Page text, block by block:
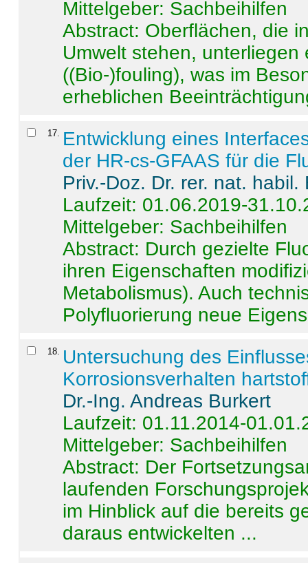
Mittelgeber: Sachbeihilfen
Abstract: Oberflächen, die
Umwelt stehen,
((Bio-)fouling), was im
erheblichen
17
Entwicklung eines
der HR-cs-GFAAS für die
Priv.-Doz. Dr. rer. nat.
Laufzeit: 01.06.2019-
Mittelgeber: Sachbeihilfen
Abstract: Durch gezielte
ihren Eigenschaften
Metabolismus). Auch
Polyfluorierung neue
18
Untersuchung des
Korrosionsverhalten
Dr.-Ing. Andreas Burkert
Laufzeit: 01.11.2014-
Mittelgeber: Sachbeihilfen
Abstract: Der
laufenden
im Hinblick auf die bereits
daraus entwickelten ...